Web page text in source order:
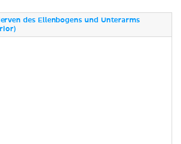
des Ellenbogens und Unterarms